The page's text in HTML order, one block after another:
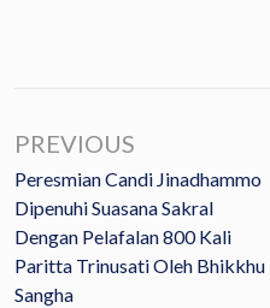
PREVIOUS
Peresmian Candi Jinadhammo
Dipenuhi Suasana Sakral
Dengan Pelafalan 800 Kali
Paritta Trinusati Oleh Bhikkhu
Sangha